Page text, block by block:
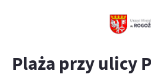
Plaża przy ulicy